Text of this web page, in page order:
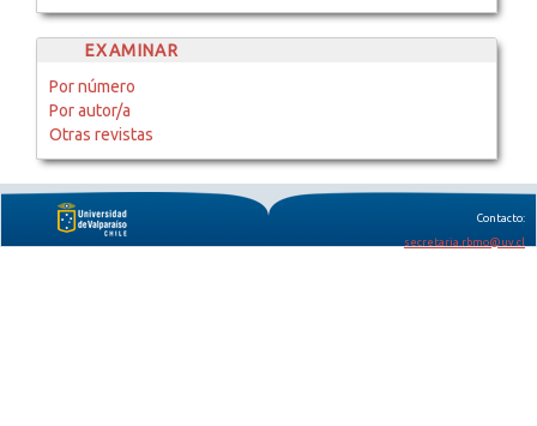
EXAMINAR
Por número
Por autor/a
Otras revistas
Contacto:
secretaria.rbmo@uv.cl